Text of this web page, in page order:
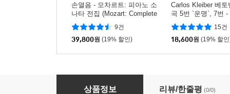
손열음 - 모차르트: 피아노 소
나타 전집 (Mozart: Complete
Piano Sonatas)
9건
39,800원 (19% 할인)
Carlos Kleiber 베
곡 5번 `운명`, 7번 -
클라이버
hony No.5 & 7)15건
18,600원 (19% 할
Evgeny Kissin 베토벤 : 피아노 협주곡 전곡
상품정보 리뷰/한줄평 (0/0)